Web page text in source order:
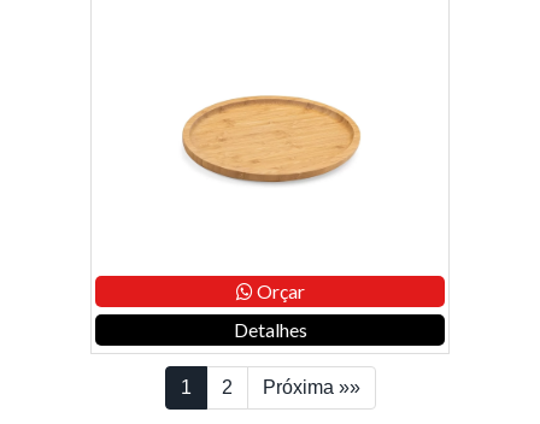
Orçar
Detalhes
1 2 Próxima »»